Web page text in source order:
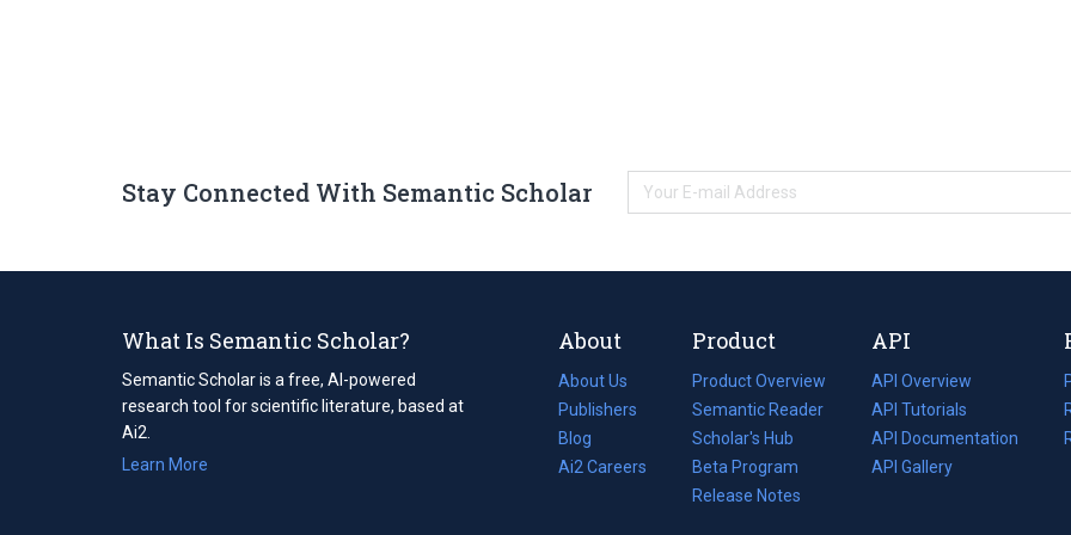
Stay Connected With Semantic Scholar
What Is Semantic Scholar?
Semantic Scholar is a free, AI-powered
research tool for scientific literature, based at
Ai2.
Learn More
About
About Us
Publishers
Blog
(opens
in
Ai2 Careers
(opens
Product
Product Overview
Semantic Reader
Scholar's Hub
Beta Program
Release Notes
API
API Overview
API Tutorials
API Documentation
(opens
in
API Gallery